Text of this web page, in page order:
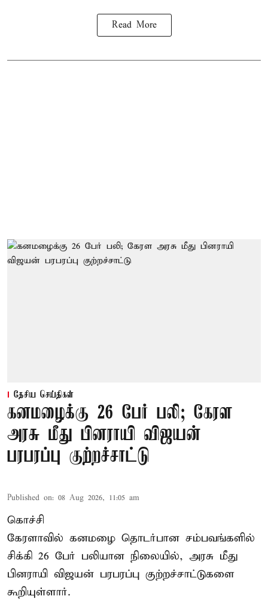
Read More
தேசிய செய்திகள்
கனமழைக்கு 26 பேர் பலி; கேரள
அரசு மீது பினராயி விஜயன்
பரபரப்பு குற்றச்சாட்டு
Published on: 08 Aug 2026, 11:05 am
கொச்சி
கேரளாவில் கனமழை தொடர்பான சம்பவங்களில்
சிக்கி 26 பேர் பலியான நிலையில், அரசு மீது
பினராயி விஜயன் பரபரப்பு குற்றச்சாட்டுகளை
கூறியுள்ளார்.